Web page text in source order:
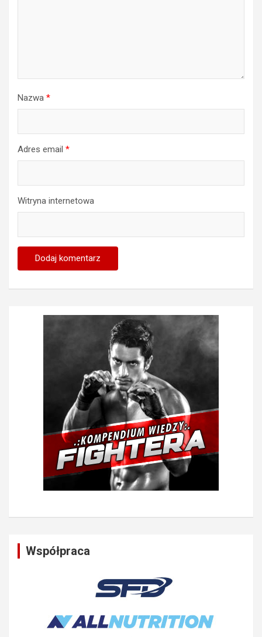
Nazwa *
Adres email *
Witryna internetowa
Współpraca